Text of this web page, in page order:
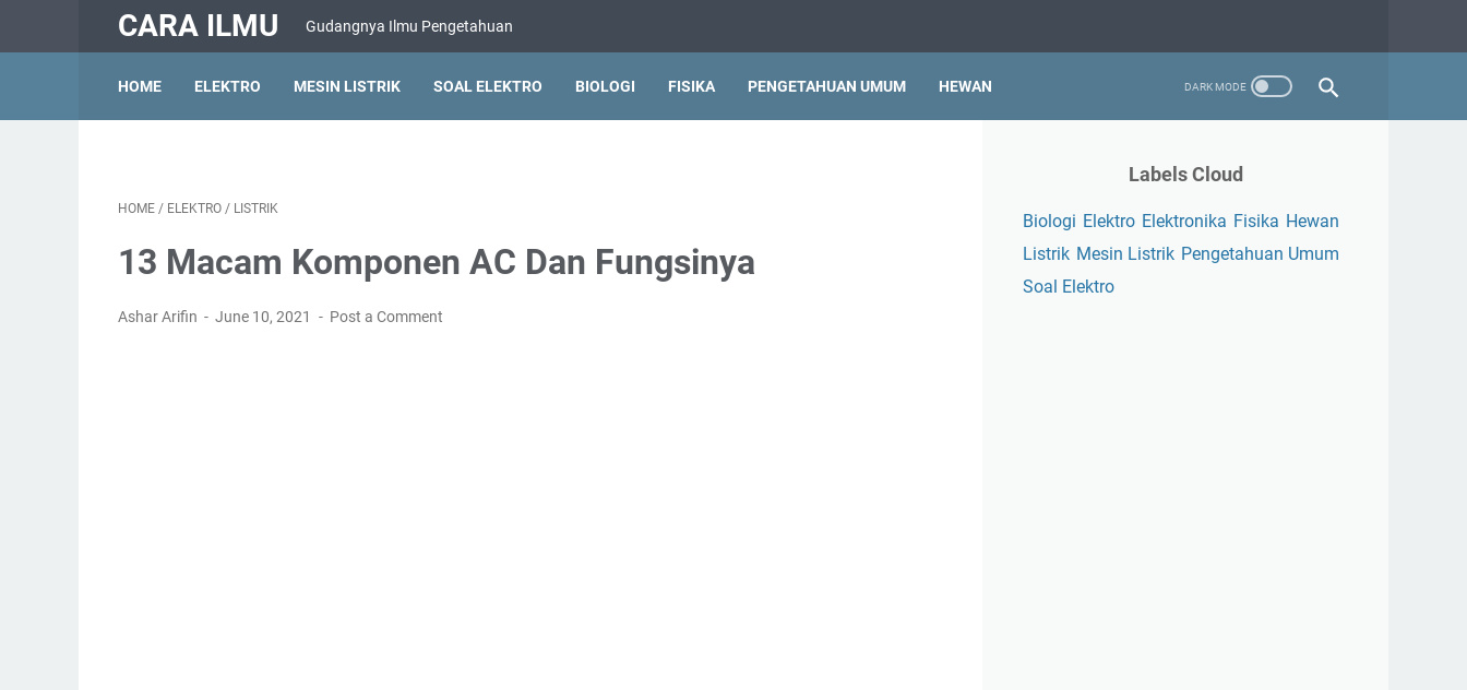
CARA ILMU Gudangnya Ilmu Pengetahuan
HOME ELEKTRO MESIN LISTRIK SOAL ELEKTRO BIOLOGI FISIKA PENGETAHUAN UMUM HEWAN
HOME / ELEKTRO / LISTRIK
13 Macam Komponen AC Dan Fungsinya
Ashar Arifin June 10, 2021 Post a Comment
Labels Cloud
Biologi Elektro Elektronika Fisika Hewan
Listrik Mesin Listrik Pengetahuan Umum
Soal Elektro